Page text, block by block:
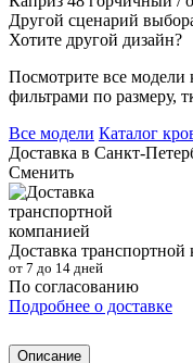
Другой сценарий
Хотите другой дизайн?
Посмотрите все модели
фильтрами по размеру,
Все модели Каталог
Доставка в Санкт-
Сменить
Доставка транспортной
от 7 до 14 дней
По согласованию
Подробнее о доставке
Описание